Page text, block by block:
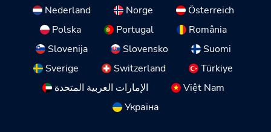
Nederland
Norge
Österreich
Polska
Portugal
România
Slovenija
Slovensko
Suomi
Sverige
Switzerland
Türkiye
الإمارات العربية المتحدة
Việt Nam
Україна